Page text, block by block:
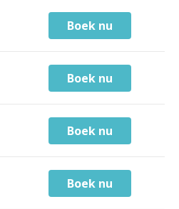
Boek nu
Boek nu
Boek nu
Boek nu